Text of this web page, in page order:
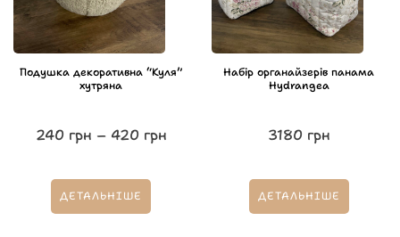
Подушка декоративна “Куля”
хутряна
240 грн – 420 грн
ДЕТАЛЬНІШЕ
Набір органайзерів панама
Hydrangea
3180 грн
ДЕТАЛЬНІШЕ